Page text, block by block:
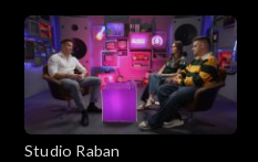
Studio Raban